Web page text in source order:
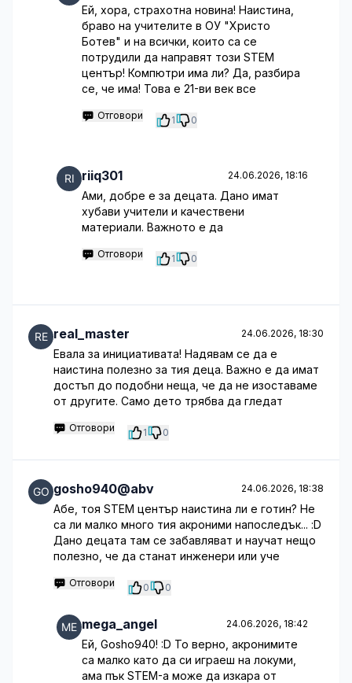
Ей, хора, страхотна новина! Наистина,
браво на учителите в ОУ "Христо
Ботев" и на всички, които са се
потрудили да направят този STEM
център! Компютри има ли? Да, разбира
се, че има! Това е 21-ви век все
Отговори 1 0
riiq301 24.06.2026, 18:16
Ами, добре е за децата. Дано имат
хубави учители и качествени
материали. Важното е да
Отговори 1 0
real_master 24.06.2026, 18:30
Евала за инициативата! Надявам се да е
наистина полезно за тия деца. Важно е да имат
достъп до подобни неща, че да не изоставаме
от другите. Само дето трябва да гледат
Отговори 1 0
gosho940@abv 24.06.2026, 18:38
Абе, тоя STEM център наистина ли е готин? Не
са ли малко много тия акроними напоследък... :D
Дано децата там се забавляват и научат нещо
полезно, че да станат инженери или уче
Отговори 0 0
mega_angel 24.06.2026, 18:42
Ей, Gosho940! :D То верно, акронимите
са малко като да си играеш на локуми,
ама пък STEM-а може да изкара от